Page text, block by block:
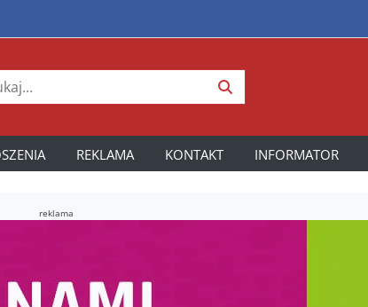
REKLAMA KONTAKT INFORMATOR
reklama